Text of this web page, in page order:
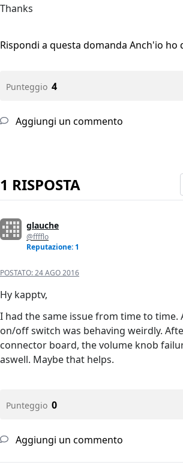
Thanks
Rispondi a questa domanda Anch'io ho
Punteggio 4
Aggiungi un commento
1 RISPOSTA
glauche
@fffflo
Reputazione: 1
POSTATO:24 AGO 2016
Hy kapptv,
I had the same issue from time to time.
on/off switch was behaving weirdly.
connector board, the volume knob
aswell. Maybe that helps.
Punteggio 0
Aggiungi un commento